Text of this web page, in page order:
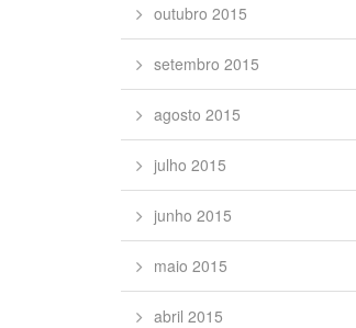
outubro 2015
setembro 2015
agosto 2015
julho 2015
junho 2015
maio 2015
abril 2015